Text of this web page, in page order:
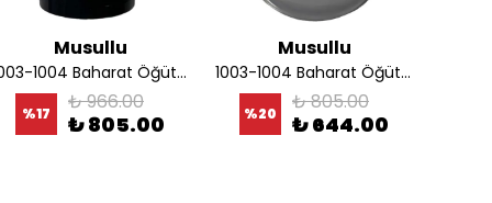
Musullu
1003-1004 Baharat Öğütücü Haznesi
%17 ₺ 966.00
₺ 805.00
Musullu
1003-1004 Baharat Öğütücü Şeffaf Kapağı
%20 ₺ 805.00
₺ 644.00